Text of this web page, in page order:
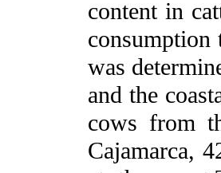
content in
consumption
was
and the
cows from
Cajamarca,